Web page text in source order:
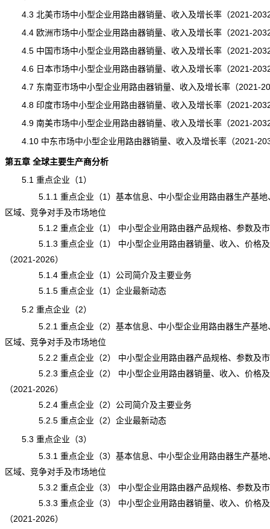
4.3 北美市场中小型企业用路由器销量、收入及增长率（2021-
4.4 欧洲市场中小型企业用路由器销量、收入及增长率（2021-
4.5 中国市场中小型企业用路由器销量、收入及增长率（2021-
4.6 日本市场中小型企业用路由器销量、收入及增长率（2021-
4.7 东南亚市场中小型企业用路由器销量、收入及增长率（2021-
4.8 印度市场中小型企业用路由器销量、收入及增长率（2021-
4.9 南美市场中小型企业用路由器销量、收入及增长率（2021-
4.10 中东市场中小型企业用路由器销量、收入及增长率（2021-
第五章 全球主要生产商分析
5.1 重点企业（1）
5.1.1 重点企业（1）基本信息、中小型企业用路由器生产基地
区域、竞争对手及市场地位
5.1.2 重点企业（1） 中小型企业用路由器产品规格、参数及市
5.1.3 重点企业（1） 中小型企业用路由器销量、收入、价格及
（2021-2026）
5.1.4 重点企业（1）公司简介及主要业务
5.1.5 重点企业（1）企业最新动态
5.2 重点企业（2）
5.2.1 重点企业（2）基本信息、中小型企业用路由器生产基地
区域、竞争对手及市场地位
5.2.2 重点企业（2） 中小型企业用路由器产品规格、参数及市
5.2.3 重点企业（2） 中小型企业用路由器销量、收入、价格及
（2021-2026）
5.2.4 重点企业（2）公司简介及主要业务
5.2.5 重点企业（2）企业最新动态
5.3 重点企业（3）
5.3.1 重点企业（3）基本信息、中小型企业用路由器生产基地
区域、竞争对手及市场地位
5.3.2 重点企业（3） 中小型企业用路由器产品规格、参数及市
5.3.3 重点企业（3） 中小型企业用路由器销量、收入、价格及
（2021-2026）